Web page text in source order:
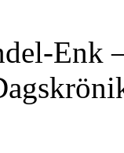
Enk